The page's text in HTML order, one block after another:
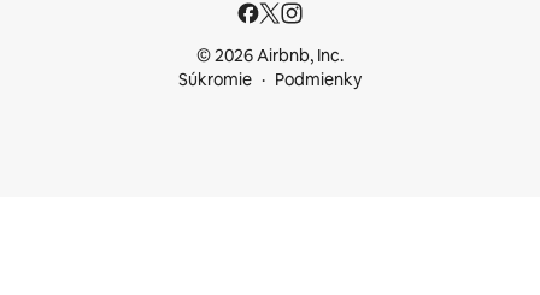
© 2026 Airbnb, Inc.
Súkromie
Podmienky